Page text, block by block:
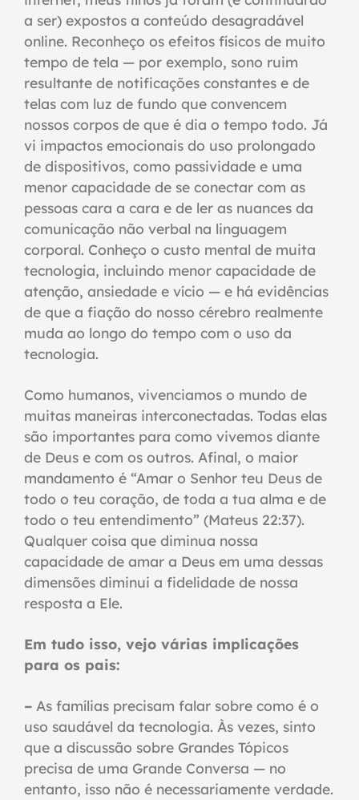
a ser) expostos a conteúdo desagradável
online. Reconheço os efeitos físicos de muito
tempo de tela — por exemplo, sono ruim
resultante de notificações constantes e de
telas com luz de fundo que convencem
nossos corpos de que é dia o tempo todo. Já
vi impactos emocionais do uso prolongado
de dispositivos, como passividade e uma
menor capacidade de se conectar com as
pessoas cara a cara e de ler as nuances da
comunicação não verbal na linguagem
corporal. Conheço o custo mental de muita
tecnologia, incluindo menor capacidade de
atenção, ansiedade e vício — e há evidências
de que a fiação do nosso cérebro realmente
muda ao longo do tempo com o uso da
tecnologia.
Como humanos, vivenciamos o mundo de
muitas maneiras interconectadas. Todas elas
são importantes para como vivemos diante
de Deus e com os outros. Afinal, o maior
mandamento é “Amar o Senhor teu Deus de
todo o teu coração, de toda a tua alma e de
todo o teu entendimento” (Mateus 22:37).
Qualquer coisa que diminua nossa
capacidade de amar a Deus em uma dessas
dimensões diminui a fidelidade de nossa
resposta a Ele.
Em tudo isso, vejo várias implicações
para os pais:
– As famílias precisam falar sobre como é o
uso saudável da tecnologia. Às vezes, sinto
que a discussão sobre Grandes Tópicos
precisa de uma Grande Conversa — no
entanto, isso não é necessariamente verdade.